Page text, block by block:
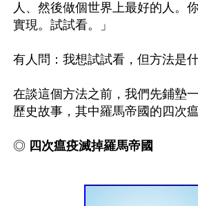
人、然後做個世界上最好的人。
實現。試試看。」
有人問：我想試試看，但方法是
在談這個方法之前，我們先鋪墊
歷史故事，其中羅馬帝國的四次
◎ 四次瘟疫滅掉羅馬帝國